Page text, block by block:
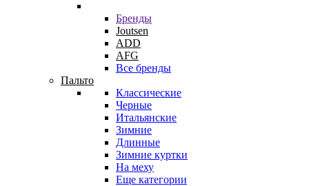
Бренды
Joutsen
ADD
AFG
Все бренды
Пальто
Классические
Черные
Итальянские
Зимние
Длинные
Зимние куртки
На меху
Еще категории